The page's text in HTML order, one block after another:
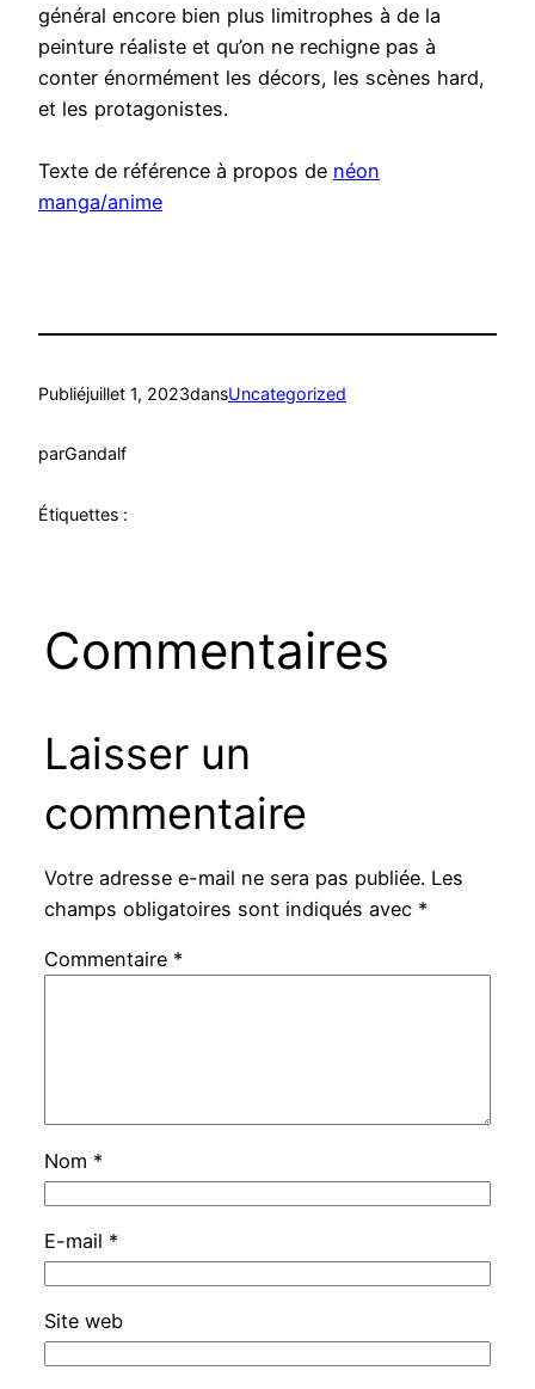
général encore bien plus limitrophes à de la
peinture réaliste et qu’on ne rechigne pas à
conter énormément les décors, les scènes hard,
et les protagonistes.
Texte de référence à propos de néon
manga/anime
Publiéjuillet 1, 2023dansUncategorized
parGandalf
Étiquettes :
Commentaires
Laisser un
commentaire
Votre adresse e-mail ne sera pas publiée. Les
champs obligatoires sont indiqués avec *
Commentaire *
Nom *
E-mail *
Site web